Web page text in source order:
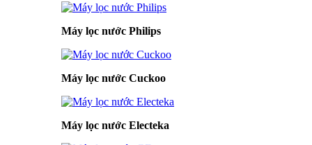
Máy lọc nước Philips
Máy lọc nước Cuckoo
Máy lọc nước Electeka